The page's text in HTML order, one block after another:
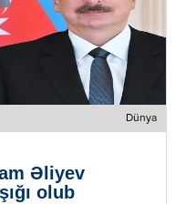
Dünya
Əliyev
olub